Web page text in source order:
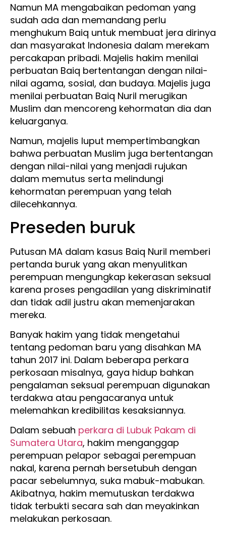
Namun MA mengabaikan pedoman yang
sudah ada dan memandang perlu
menghukum Baiq untuk membuat jera dirinya
dan masyarakat Indonesia dalam merekam
percakapan pribadi. Majelis hakim menilai
perbuatan Baiq bertentangan dengan nilai-
nilai agama, sosial, dan budaya. Majelis juga
menilai perbuatan Baiq Nuril merugikan
Muslim dan mencoreng kehormatan dia dan
keluarganya.
Namun, majelis luput mempertimbangkan
bahwa perbuatan Muslim juga bertentangan
dengan nilai-nilai yang menjadi rujukan
dalam memutus serta melindungi
kehormatan perempuan yang telah
dilecehkannya.
Preseden buruk
Putusan MA dalam kasus Baiq Nuril memberi
pertanda buruk yang akan menyulitkan
perempuan mengungkap kekerasan seksual
karena proses pengadilan yang diskriminatif
dan tidak adil justru akan memenjarakan
mereka.
Banyak hakim yang tidak mengetahui
tentang pedoman baru yang disahkan MA
tahun 2017 ini. Dalam beberapa perkara
perkosaan misalnya, gaya hidup bahkan
pengalaman seksual perempuan digunakan
terdakwa atau pengacaranya untuk
melemahkan kredibilitas kesaksiannya.
Dalam sebuah perkara di Lubuk Pakam di
Sumatera Utara, hakim menganggap
perempuan pelapor sebagai perempuan
nakal, karena pernah bersetubuh dengan
pacar sebelumnya, suka mabuk-mabukan.
Akibatnya, hakim memutuskan terdakwa
tidak terbukti secara sah dan meyakinkan
melakukan perkosaan.